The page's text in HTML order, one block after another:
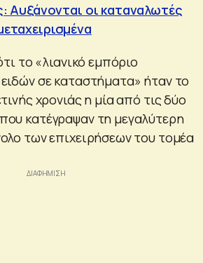
Αυξάνονται οι καταναλωτές
το «λιανικό εμπόριο
σε καταστήματα» ήταν το
χρονιάς η μία από τις δύο
κατέγραψαν τη μεγαλύτερη
των επιχειρήσεων του τομέα